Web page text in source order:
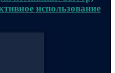
использование